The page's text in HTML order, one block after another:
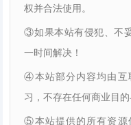
权并合法使用。
③如果本站有侵犯、不
一时间解决！
④本站部分内容均由互
习，不存在任何商业目的
⑤本站提供的所有资源